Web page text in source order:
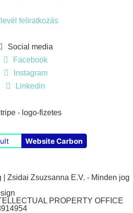
feliratkozás
Social media
Facebook
Instagram
Linkedin
Website Carbon
Zsidai Zsuzsanna E.V. - Minden jog
PROPERTY OFFICE